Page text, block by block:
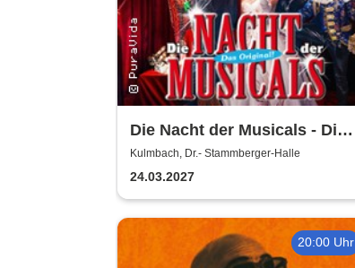
Die Nacht der Musicals - Die
erfolgreichste Musicalgala
aller Zeiten
Kulmbach, Dr.- Stammberger-Halle
24.03.2027
20:00 Uhr